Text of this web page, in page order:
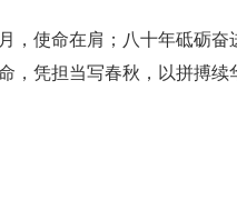
，使命在肩；八十年砥砺
凭担当写春秋，以拼搏